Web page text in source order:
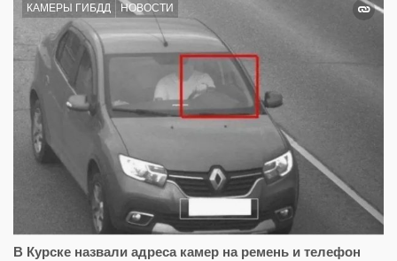
КАМЕРЫ ГИБДД НОВОСТИ
В Курске назвали адреса камер на ремень и телефон